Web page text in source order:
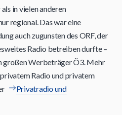
in vielen anderen
regional. Das war eine
auch zugunsten des ORF, der
Radio betreiben durfte –
großen Werbeträger Ö3. Mehr
Radio und privatem
Privatradio und